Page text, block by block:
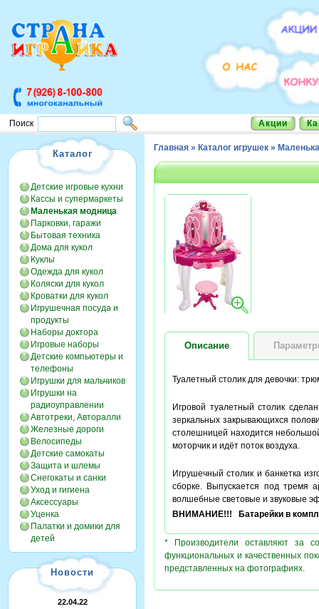
Поиск Акции
Каталог
Детские игровые кухни
Кассы и супермаркеты
Маленькая модница
Парковки, гаражи
Бытовая техника
Дома для кукол
Куклы
Одежда для кукол
Коляски для кукол
Кроватки для кукол
Игрушечная посуда и
продукты
Наборы доктора
Игровые наборы
Детские компьютеры и
телефоны
Игрушки для мальчиков
Игрушки на
радиоуправлении
Автотреки, Авторалли
Железные дороги
Велосипеды
Детские самокаты
Защита и шлемы
Снегокаты и санки
Уход и гигиена
Аксессуары
Уценка
Палатки и домики для
детей
Новости
22.04.22
Главная » Каталог игрушек »
Описание
Туалетный столик для девочки:
Игровой туалетный столик
зеркальных закрывающихся
столешницей находится
моторчик и идёт поток воздуха.
Игрушечный столик и банкетка
сборке. Выпускается под тремя
волшебные световые и звуковые
ВНИМАНИЕ!!! Батарейки в
* Производители оставляют за
функциональных и качественных
представленных на фотографиях.